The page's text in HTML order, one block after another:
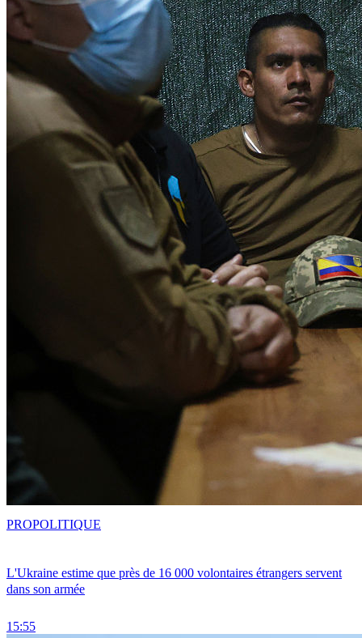
L'Ukraine estime que près de 16 000 volontaires étrangers servent
dans son armée
15:55
PROPOLITIQUE